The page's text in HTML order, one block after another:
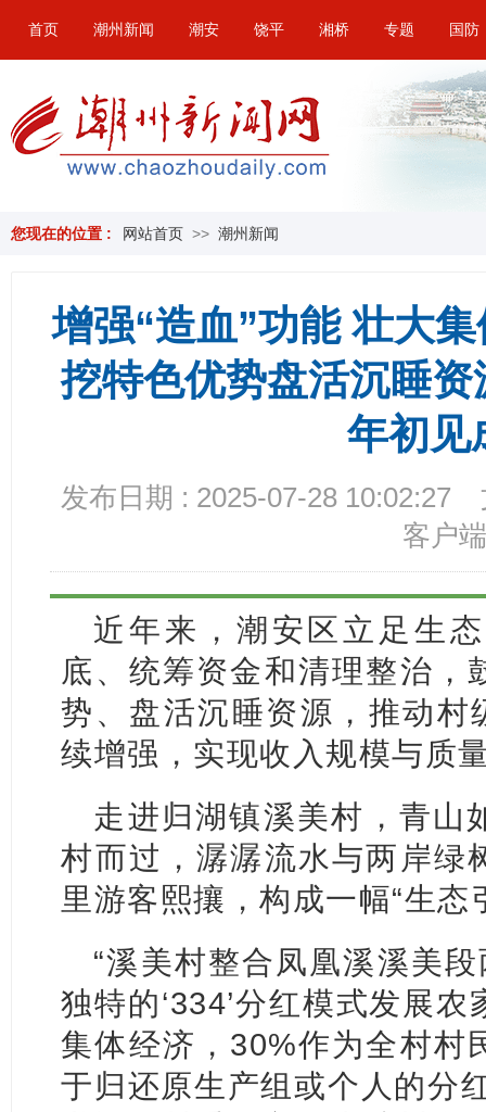
首页 潮州新闻 潮安 饶平 湘桥 专题 国防
您现在的位置 : 网站首页 >> 潮州新闻
增强“造血”功能 壮大
挖特色优势盘活沉睡
年初见
发布日期 : 2025-07-28 10:02:27
客户端
近年来，潮安区立足生
底、统筹资金和清理整治，
势、盘活沉睡资源，推动村
续增强，实现收入规模与质
走进归湖镇溪美村，青山
村而过，潺潺流水与两岸绿
里游客熙攘，构成一幅“生态
“溪美村整合凤凰溪溪美
独特的‘334’分红模式发展
集体经济，30%作为全村村
于归还原生产组或个人的分